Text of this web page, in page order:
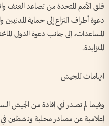
قلق الأمم المتحدة من تصاعد العنف
دعوة أطراف النزاع إلى حماية المدنيين
المساعدات، إلى جانب دعوة الدول
المتزايدة.
اتهامات للجيش
وفيما لم تصدر أي إفادة من الجيش
إعلامية عن مصادر محلية وناشطين